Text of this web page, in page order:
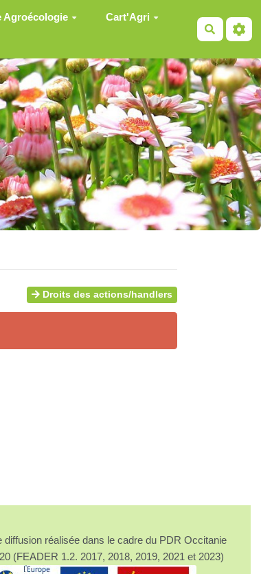
Agroécologie Cart'Agri
Droits des actions/handlers
diffusion réalisée dans le cadre du PDR Occitanie
(FEADER 1.2. 2017, 2018, 2019, 2021 et 2023)